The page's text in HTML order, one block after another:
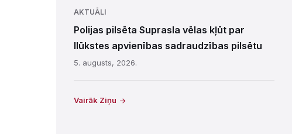
AKTUĀLI
Polijas pilsēta Suprasla vēlas kļūt par
Ilūkstes apvienības sadraudzības pilsētu
5. augusts, 2026.
Vairāk Ziņu